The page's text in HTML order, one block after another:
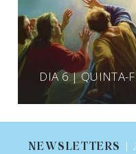
DIA 6 | QUINTA-
NEWSLETTERS
|